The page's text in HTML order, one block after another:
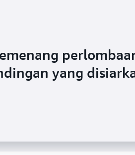
yang
jalur data